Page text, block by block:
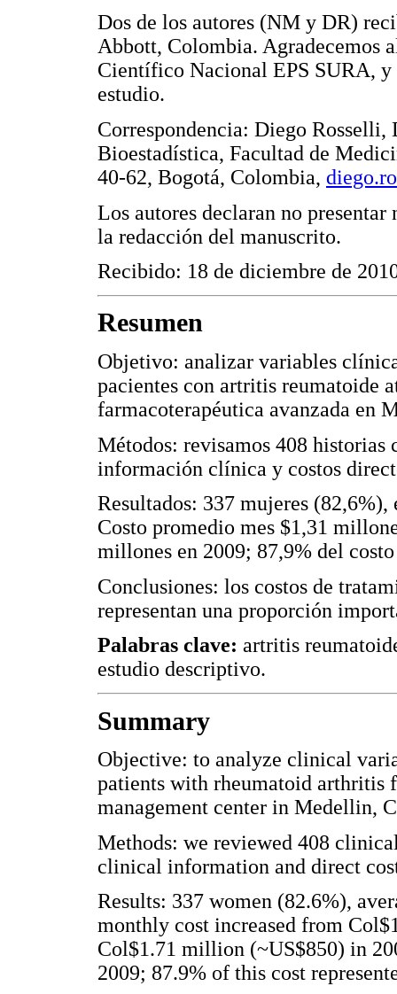
Dos de los autores (NM y DR)
Abbott, Colombia. Agradecemos
Científico Nacional EPS SURA, y
estudio.
Correspondencia: Diego
Bioestadística, Facultad de
40-62, Bogotá, Colombia,
Los autores declaran no
la redacción del manuscrito.
Recibido: 18 de diciembre de
Resumen
Objetivo: analizar variables
pacientes con artritis reumatoide
farmacoterapéutica avanzada en
Métodos: revisamos 408
información clínica y costos
Resultados: 337 mujeres
Costo promedio mes $1,31
millones en 2009; 87,9% del
Conclusiones: los costos de
representan una proporción
Palabras clave: artritis
estudio descriptivo.
Summary
Objective: to analyze clinical
patients with rheumatoid arthritis
management center in Medellin,
Methods: we reviewed 408
clinical information and direct
Results: 337 women (82.6%),
monthly cost increased from
Col$1.71 million (~US$850) in
2009; 87.9% of this cost